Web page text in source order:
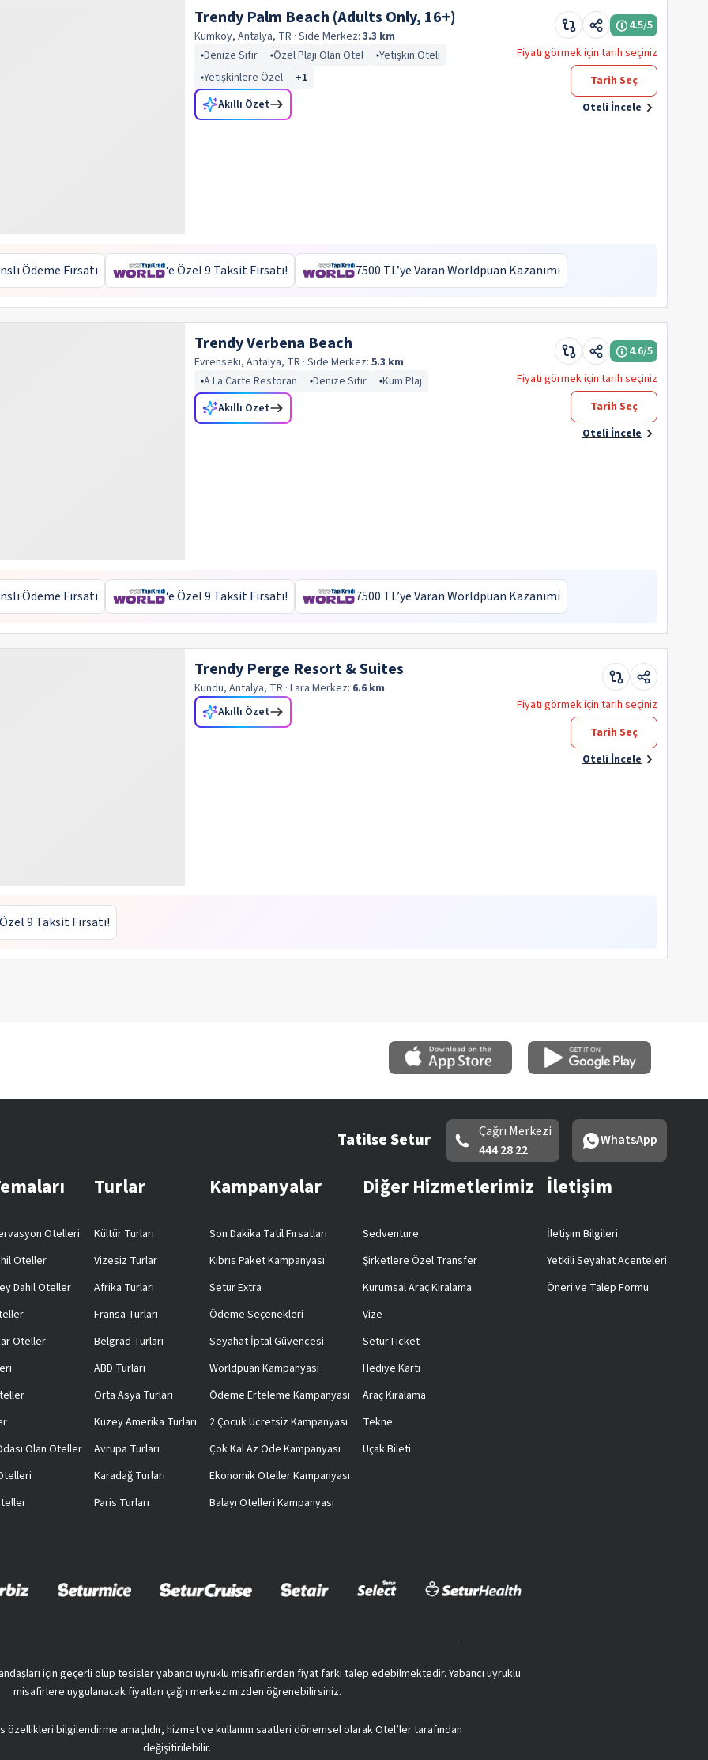
Trendy Palm Beach (Adults Only, 16+)
Kumköy, Antalya, TR · Side Merkez: 3.3 km
4.5/5
Denize Sıfır
Özel Plajı Olan Otel
Yetişkin Oteli
Yetişkinlere Özel
+1
Akıllı Özet
Fiyatı görmek için tarih seçiniz
Tarih Seç
Oteli İncele
Ödeme Fırsatı ‘e Özel 9 Taksit Fırsatı! 7500 TL’ye Varan Worldpuan Kazanımı
Trendy Verbena Beach
Evrenseki, Antalya, TR · Side Merkez: 5.3 km
4.6/5
A La Carte Restoran
Denize Sıfır
Kum Plaj
Akıllı Özet
Fiyatı görmek için tarih seçiniz
Tarih Seç
Oteli İncele
Ödeme Fırsatı ‘e Özel 9 Taksit Fırsatı! 7500 TL’ye Varan Worldpuan Kazanımı
Trendy Perge Resort & Suites
Kundu, Antalya, TR · Lara Merkez: 6.6 km
Akıllı Özet
Fiyatı görmek için tarih seçiniz
Tarih Seç
Oteli İncele
Özel 9 Taksit Fırsatı!
Tatilse Setur
Çağrı Merkezi
444 28 22
WhatsApp
Otelleri
Oteller
Dahil Oteller
Oteller
Olan Oteller
Turlar
Kültür Turları
Vizesiz Turlar
Afrika Turları
Fransa Turları
Belgrad Turları
ABD Turları
Orta Asya Turları
Kuzey Amerika Turları
Avrupa Turları
Karadağ Turları
Paris Turları
Kampanyalar
Son Dakika Tatil Fırsatları
Kıbrıs Paket Kampanyası
Setur Extra
Ödeme Seçenekleri
Seyahat İptal Güvencesi
Worldpuan Kampanyası
Ödeme Erteleme Kampanyası
2 Çocuk Ücretsiz Kampanyası
Çok Kal Az Öde Kampanyası
Ekonomik Oteller Kampanyası
Balayı Otelleri Kampanyası
Diğer Hizmetlerimiz
Sedventure
Şirketlere Özel Transfer
Kurumsal Araç Kiralama
Vize
SeturTicket
Hediye Kartı
Araç Kiralama
Tekne
Uçak Bileti
İletişim
İletişim Bilgileri
Yetkili Seyahat Acenteleri
Öneri ve Talep Formu
için geçerli olup tesisler yabancı uyruklu misafirlerden fiyat farkı talep edebilmektedir. Yabancı uyruklu
misafirlere uygulanacak fiyatları çağrı merkezimizden öğrenebilirsiniz.
bilgilendirme amaçlıdır, hizmet ve kullanım saatleri dönemsel olarak Otel’ler tarafından
değişitirilebilir.